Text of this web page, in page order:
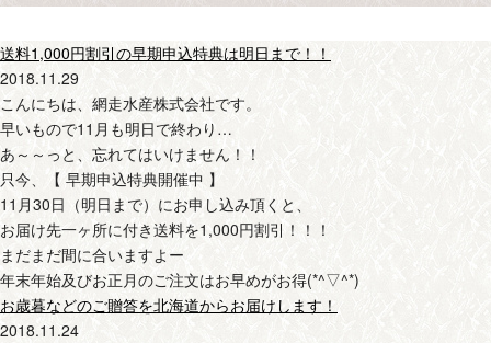
送料1,000円割引の早期申込特典は明日まで！！
2018.11.29
こんにちは、網走水産株式会社です。
早いもので11月も明日で終わり…
あ～～っと、忘れてはいけません！！
只今、【 早期申込特典開催中 】
11月30日（明日まで）にお申し込み頂くと、
お届け先一ヶ所に付き送料を1,000円割引！！！
まだまだ間に合いますよー
年末年始及びお正月のご注文はお早めがお得(*^▽^*)
お歳暮などのご贈答を北海道からお届けします！
2018.11.24